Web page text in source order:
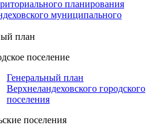
планирования
муниципального
план
поселение
Генеральный план
Верхнеландеховского городского
поселения
поселения